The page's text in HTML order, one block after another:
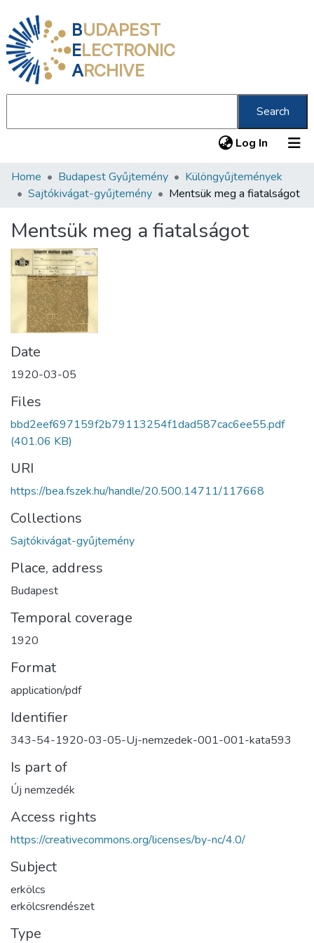
BUDAPEST
ELECTRONIC
ARCHIVE
Search
Log In (current)
Communities & Collections
Statistics
About us
Home Budapest Gyűjtemény
Különgyűjtemények
Sajtókivágat-gyűjtemény
Mentsük meg a fiatalságot
Mentsük meg a fiatalságot
Date
1920-03-05
Files
bbd2eef697159f2b79113254f1dad587cac6ee55.pdf
(401.06 KB)
URI
https://bea.fszek.hu/handle/20.500.14711/117668
Collections
Sajtókivágat-gyűjtemény
Place, address
Budapest
Temporal coverage
1920
Format
application/pdf
Identifier
343-54-1920-03-05-Uj-nemzedek-001-001-kata593
Is part of
Új nemzedék
Access rights
https://creativecommons.org/licenses/by-nc/4.0/
Subject
erkölcs
erkölcsrendészet
Type